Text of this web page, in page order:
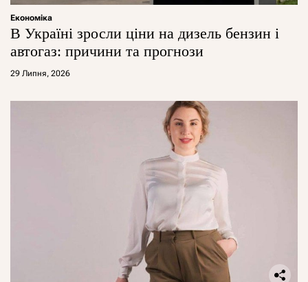
Економіка
В Україні зросли ціни на дизель бензин і
автогаз: причини та прогнози
29 Липня, 2026